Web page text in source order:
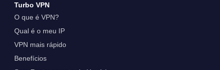
Turbo VPN
O que é VPN?
Qual é o meu IP
VPN mais rápido
Benefícios